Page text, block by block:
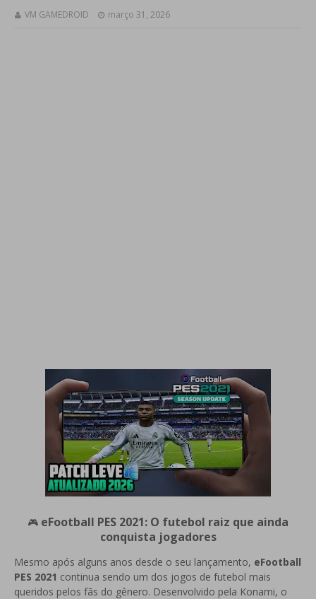
VM GAMEDROID março 31, 2026
🎮 eFootball PES 2021: O futebol raiz que ainda
conquista jogadores
Mesmo após alguns anos desde o seu lançamento, eFootball
PES 2021 continua sendo um dos jogos de futebol mais
queridos pelos fãs do gênero. Desenvolvido pela Konami, o